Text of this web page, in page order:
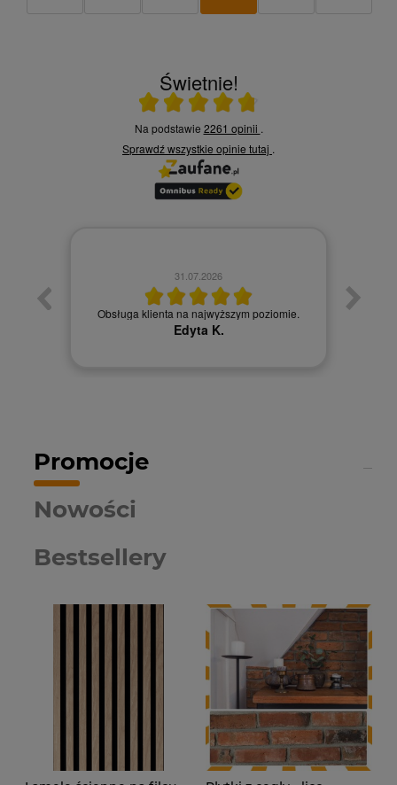
Świetnie!
Ocena średnia 4.8 na 5
Na podstawie 2261 opinii .
Sprawdź wszystkie opinie tutaj .
31.07.2026
Obsługa klienta na najwyższym poziomie.
Edyta K.
Promocje
Nowości
Bestsellery